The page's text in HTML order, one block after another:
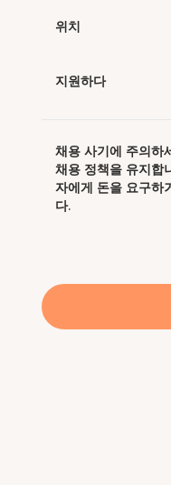
위치
지원하다
채용 사기에 주의
채용 정책을 유지합
자에게 돈을 요구하
다.